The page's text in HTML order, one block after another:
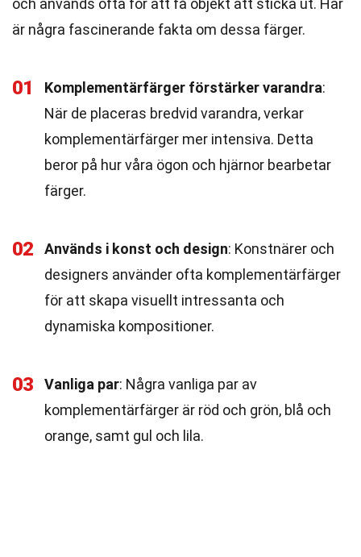
och används ofta för att få objekt att sticka ut. Här
är några fascinerande fakta om dessa färger.
01 Komplementärfärger förstärker varandra:
När de placeras bredvid varandra, verkar
komplementärfärger mer intensiva. Detta
beror på hur våra ögon och hjärnor bearbetar
färger.
02 Används i konst och design: Konstnärer och
designers använder ofta komplementärfärger
för att skapa visuellt intressanta och
dynamiska kompositioner.
03 Vanliga par: Några vanliga par av
komplementärfärger är röd och grön, blå och
orange, samt gul och lila.